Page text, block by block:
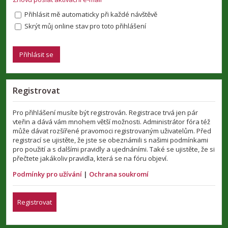
Přihlásit mě automaticky při každé návštěvě
Skrýt můj online stav pro toto přihlášení
Registrovat
Pro přihlášení musíte být registrován. Registrace trvá jen pár
vteřin a dává vám mnohem větší možnosti. Administrátor fóra též
může dávat rozšířené pravomoci registrovaným uživatelům. Před
registrací se ujistěte, že jste se obeznámili s našimi podmínkami
pro použití a s dalšími pravidly a ujednáními. Také se ujistěte, že si
přečtete jakákoliv pravidla, která se na fóru objeví.
Podmínky pro užívání | Ochrana soukromí
Registrovat